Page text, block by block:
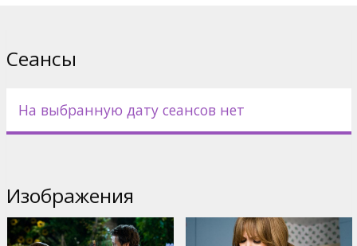
Фильм на английском языке с субтитрами на латышском и
русском языках.
Дистрибьютор: Forum Cinemas, SIA
Pежиссер : Alan Poul
Сеансы
На выбранную дату сеансов нет
Изображения